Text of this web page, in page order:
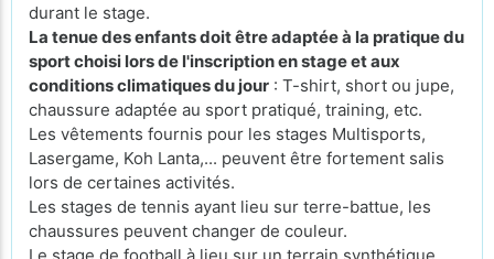
durant le stage.
La tenue des enfants doit être adaptée à la pratique du
sport choisi lors de l'inscription en stage et aux
conditions climatiques du jour : T-shirt, short ou jupe,
chaussure adaptée au sport pratiqué, training, etc.
Les vêtements fournis pour les stages Multisports,
Lasergame, Koh Lanta,... peuvent être fortement salis
lors de certaines activités.
Les stages de tennis ayant lieu sur terre-battue, les
chaussures peuvent changer de couleur.
Le stage de football à lieu sur un terrain synthétique